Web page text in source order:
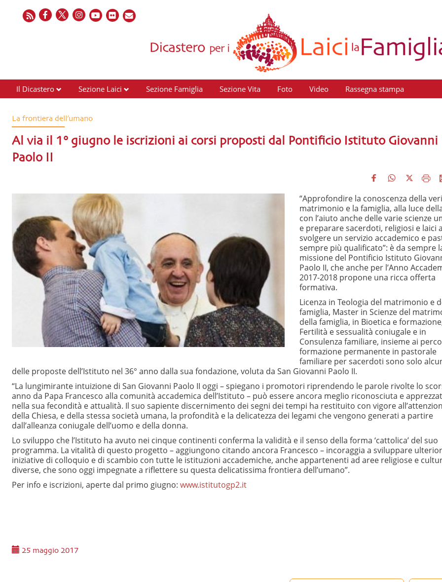
Il Dicastero Sezione Laici Sezione Famiglia Sezione Vita Foto Video Rassegna stampa
La frontiera dell’umano
Al via il 1° giugno le iscrizioni ai corsi proposti dal Pontificio Istituto Giovanni
Paolo II
“Approfondire la conoscenza della
matrimonio e la famiglia, alla luce
con l’aiuto anche delle varie scienze
e preparare sacerdoti, religiosi e laici a
svolgere un servizio accademico e
sempre più qualificato”: è da sempre
missione del Pontificio Istituto
Paolo II, che anche per l’Anno
2017-2018 propone una ricca offerta
formativa.
Licenza in Teologia del matrimonio e
famiglia, Master in Scienze del
della famiglia, in Bioetica e
Fertilità e sessualità coniugale e in
Consulenza familiare, insieme ai
formazione permanente in pastorale
familiare per sacerdoti sono solo
delle proposte dell’Istituto nel 36° anno dalla sua fondazione, voluta da San Giovanni Paolo II.
“La lungimirante intuizione di San Giovanni Paolo II oggi – spiegano i promotori riprendendo le parole rivolte lo
anno da Papa Francesco alla comunità accademica dell’Istituto – può essere ancora meglio riconosciuta e
nella sua fecondità e attualità. Il suo sapiente discernimento dei segni dei tempi ha restituito con vigore
della Chiesa, e della stessa società umana, la profondità e la delicatezza dei legami che vengono generati a partire
dall’alleanza coniugale dell’uomo e della donna.
Lo sviluppo che l’Istituto ha avuto nei cinque continenti conferma la validità e il senso della forma ‘cattolica’ del suo
programma. La vitalità di questo progetto – aggiungono citando ancora Francesco – incoraggia a sviluppare
iniziative di colloquio e di scambio con tutte le istituzioni accademiche, anche appartenenti ad aree religiose e
diverse, che sono oggi impegnate a riflettere su questa delicatissima frontiera dell’umano”.
Per info e iscrizioni, aperte dal primo giugno: www.istitutogp2.it
25 maggio 2017